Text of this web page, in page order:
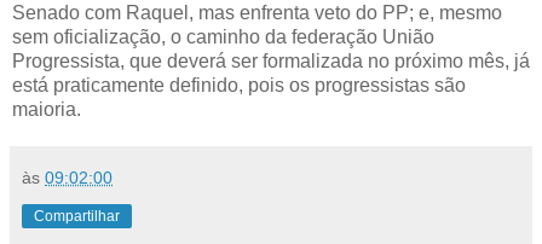
Senado com Raquel, mas enfrenta veto do PP; e, mesmo
sem oficialização, o caminho da federação União
Progressista, que deverá ser formalizada no próximo mês, já
está praticamente definido, pois os progressistas são
maioria.
às 09:02:00
Compartilhar